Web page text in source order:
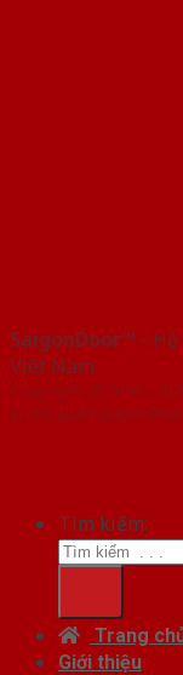
SaigonDoor™ -
Việt Nam
Copyright ⓒ 2016 –
vị chủ quản SaigonDoor
Tìm kiếm:
Trang
Giới thiệu